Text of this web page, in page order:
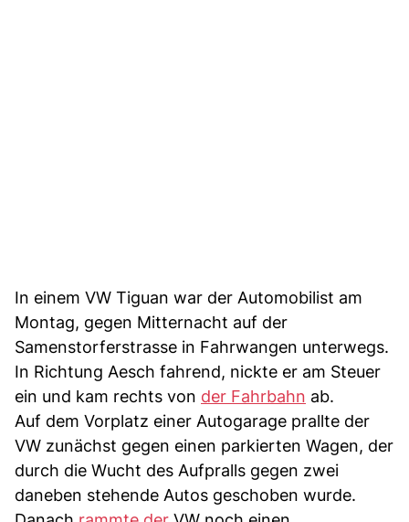
In einem VW Tiguan war der Automobilist am
Montag, gegen Mitternacht auf der
Samenstorferstrasse in Fahrwangen unterwegs.
In Richtung Aesch fahrend, nickte er am Steuer
ein und kam rechts von der Fahrbahn ab.
Auf dem Vorplatz einer Autogarage prallte der
VW zunächst gegen einen parkierten Wagen, der
durch die Wucht des Aufpralls gegen zwei
daneben stehende Autos geschoben wurde.